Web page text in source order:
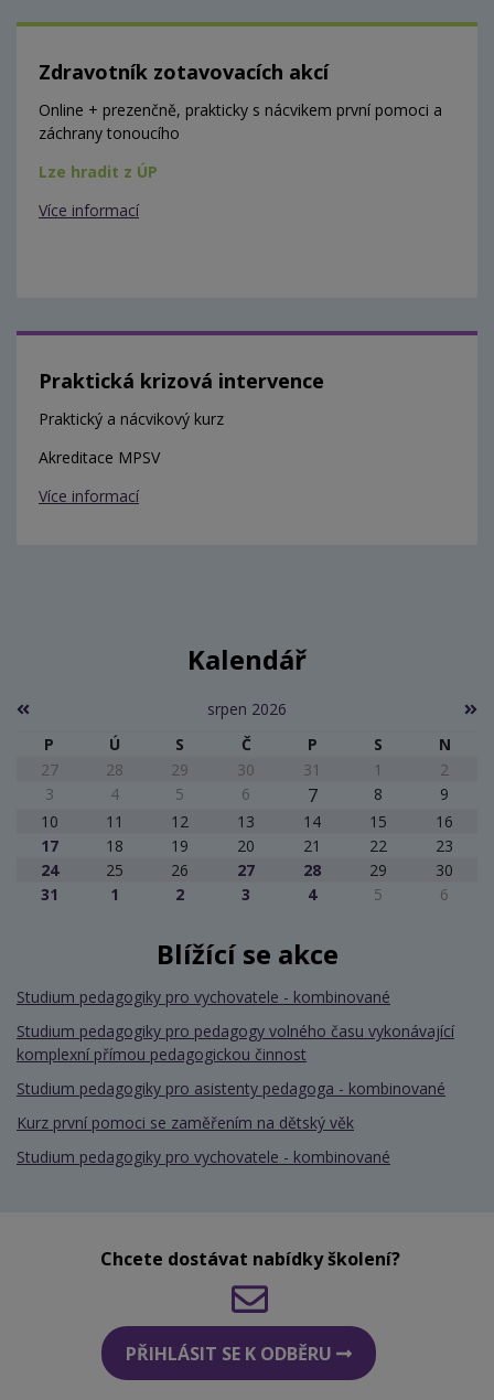
Zdravotník zotavovacích akcí
Online + prezenčně, prakticky s nácvikem první pomoci a
záchrany tonoucího
Lze hradit z ÚP
Více informací
Praktická krizová intervence
Praktický a nácvikový kurz
Akreditace MPSV
Více informací
Kalendář
srpen 2026
P
Ú S Č P S
N
27
28 29 30 31 1
2
3
4 5 6 7 8
9
10
11 12 13 14 15
16
17
18 19 20 21 22
23
24
25 26 27 28 29
30
31
1 2 3 4 5 6
Blížící se akce
Studium pedagogiky pro vychovatele - kombinované
Studium pedagogiky pro pedagogy volného času vykonávající
komplexní přímou pedagogickou činnost
Studium pedagogiky pro asistenty pedagoga - kombinované
Kurz první pomoci se zaměřením na dětský věk
Studium pedagogiky pro vychovatele - kombinované
Chcete dostávat nabídky školení?
PŘIHLÁSIT SE K ODBĚRU